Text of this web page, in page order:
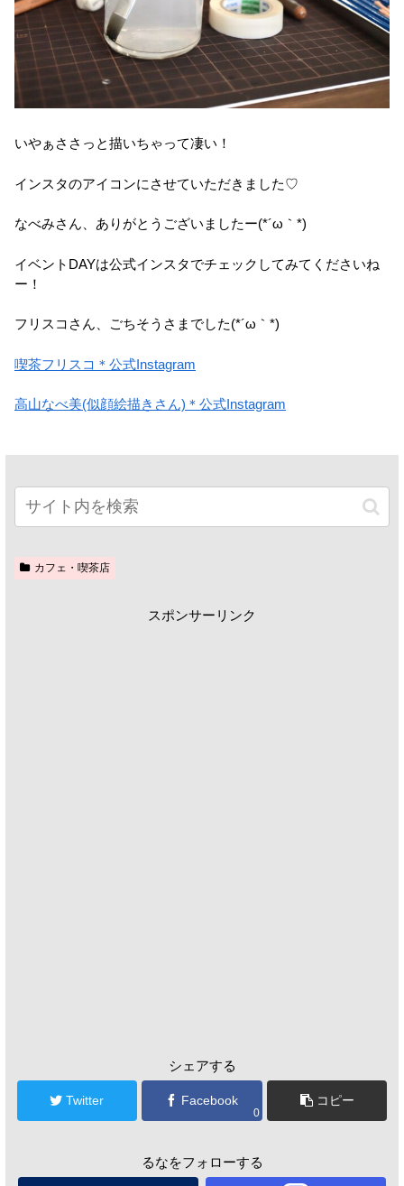
いやぁささっと描いちゃって凄い！
インスタのアイコンにさせていただきました♡
なべみさん、ありがとうございましたー(*´ω｀*)
イベントDAYは公式インスタでチェックしてみてくださいね
ー！
フリスコさん、ごちそうさまでした(*´ω｀*)
喫茶フリスコ＊公式Instagram
高山なべ美(似顔絵描きさん)＊公式Instagram
カフェ・喫茶店
スポンサーリンク
シェアする
Twitter Facebook
0
コピー
るなをフォローする